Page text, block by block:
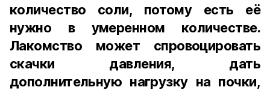
количество соли, потому есть её
нужно в умеренном количестве.
Лакомство может спровоцировать
скачки давления, дать
дополнительную нагрузку на почки,